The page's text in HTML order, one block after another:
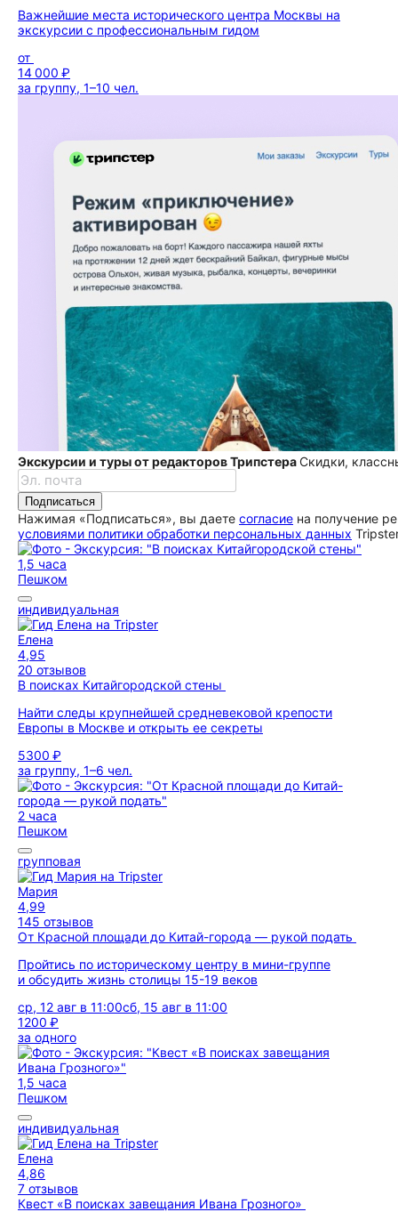
Важнейшие места исторического центра Москвы на
экскурсии с профессиональным гидом
от
14 000 ₽
за группу, 1–10 чел.
Экскурсии и туры от редакторов ТрипстераСкидки,
Подписаться
Нажимая «Подписаться», вы даете согласие на получение
условиями политики обработки персональных данных
1,5 часа
Пешком
индивидуальная
Елена
4,95
20 отзывов
В поисках Китайгородской стены
Найти следы крупнейшей средневековой крепости
Европы в Москве и открыть ее секреты
5300 ₽
за группу, 1–6 чел.
2 часа
Пешком
групповая
Мария
4,99
145 отзывов
От Красной площади до Китай-города — рукой подать
Пройтись по историческому центру в мини-группе
и обсудить жизнь столицы 15-19 веков
ср, 12 авг в 11:00сб, 15 авг в 11:00
1200 ₽
за одного
1,5 часа
Пешком
индивидуальная
Елена
4,86
7 отзывов
Квест «В поисках завещания Ивана Грозного»